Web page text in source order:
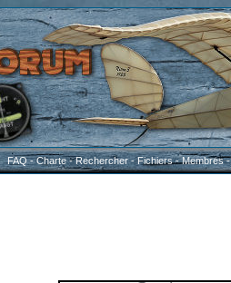
FAQ-Charte-Rechercher-Fichiers-Membres